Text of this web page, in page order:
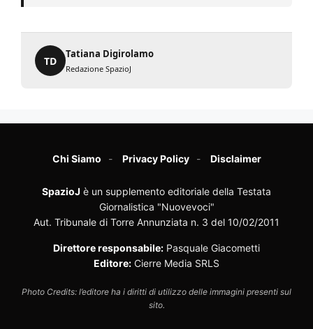
TD
Tatiana Digirolamo
Redazione SpazioJ
Chi Siamo Privacy Policy Disclaimer
SpazioJ è un supplemento editoriale della Testata
Giornalistica "Nuovevoci"
Aut. Tribunale di Torre Annunziata n. 3 del 10/02/2011
Direttore responsabile: Pasquale Giacometti
Editore: Cierre Media SRLS
Photo Credits: l’editore ha i diritti di utilizzo delle immagini presenti sul
sito.